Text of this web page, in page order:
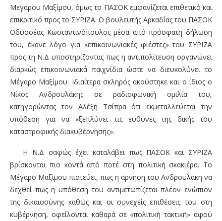
Μεγάρου Μαξίμου, όμως το ΠΑΣΟΚ εμφανίζεται επιθετικό και
επικριτικό προς το ΣΥΡΙΖΑ. Ο βουλευτής Αρκαδίας του ΠΑΣΟΚ
Οδυσσέας Κωσταντινόπουλος μέσα από πρόσφατη δήλωση
του, έκανε λόγο για «επικοινωνιακές φιέστες» του ΣΥΡΙΖΑ
προς τη Ν.Δ υποστηρίζοντας πως η αντιπολίτευση οργανώνει
διαρκώς επικοινωνιακά παιχνίδια ώστε να διευκολύνει το
Μέγαρο Μαξίμου. Ιδιαίτερα σκληρός ακούστηκε και ο ίδιος ο
Νίκος Ανδρουλάκης σε ραδιοφωνική ομιλία του,
κατηγορώντας τον Αλέξη Τσίπρα ότι εκμεταλλεύεται την
υπόθεση για να «ξεπλύνει τις ευθύνες της δικής του
καταστροφικής διακυβέρνησης».
Η Ν.Δ σαφώς έχει καταλάβει πως ΠΑΣΟΚ και ΣΥΡΙΖΑ
βρίσκονται πιο κοντά από ποτέ στη πολιτική σκακιέρα. Το
Μέγαρο Μαξίμου πιστεύει, πως η άρνηση του Ανδρουλάκη να
δεχθεί πως η υπόθεση του αντιμετωπίζεται πλέον ενώπιον
της δικαιοσύνης καθώς και οι συνεχείς επιθέσεις του στη
κυβέρνηση, οφείλονται καθαρά σε «πολιτική τακτική» αφού